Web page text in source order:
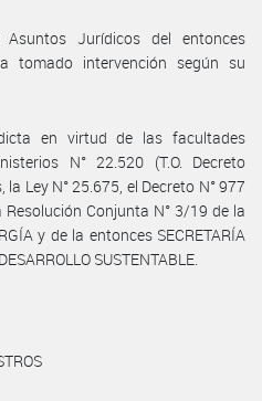
Jurídicos del entonces
tomado intervención según su
en virtud de las facultades
N° 22.520 (T.O. Decreto
Ley N° 25.675, el Decreto N° 977
Conjunta N° 3/19 de la
y de la entonces SECRETARÍA
SUSTENTABLE.